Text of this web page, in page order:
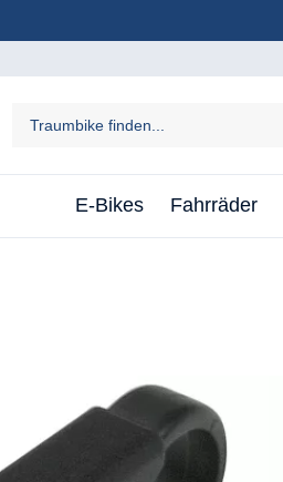
E-Bikes Fahrräder